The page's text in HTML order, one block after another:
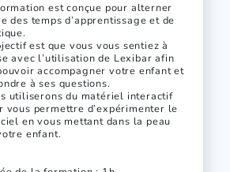
est conçue pour alterner
des temps d’apprentissage et de
est que vous vous sentiez à
avec l’utilisation de Lexibar afin
accompagner votre enfant et
à ses questions.
utiliserons du matériel interactif
vous permettre d’expérimenter le
en vous mettant dans la peau
enfant.